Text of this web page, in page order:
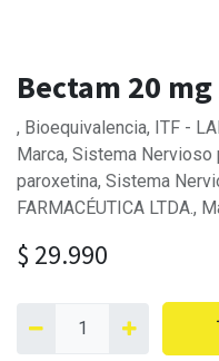
Bectam 20
, Bioequivalencia, ITF -
Marca, Sistema
paroxetina, Sistema
FARMACÉUTICA LTDA.,
$ 29.990